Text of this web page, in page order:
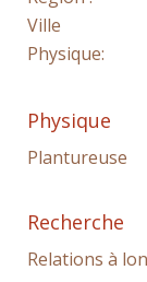
Ville
Physique:
Physique
Plantureuse
Recherche
Relations à